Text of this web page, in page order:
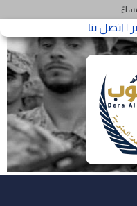
| اتصل بنا